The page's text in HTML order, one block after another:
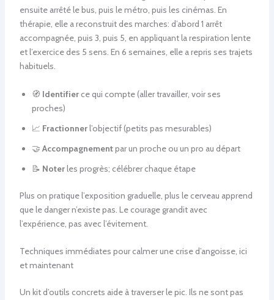
ensuite arrêté le bus, puis le métro, puis les cinémas. En
thérapie, elle a reconstruit des marches: d’abord 1 arrêt
accompagnée, puis 3, puis 5, en appliquant la respiration lente
et l’exercice des 5 sens. En 6 semaines, elle a repris ses trajets
habituels.
🧭 Identifierce qui compte (aller travailler, voir ses
proches)
📈 Fractionnerl’objectif (petits pas mesurables)
🤝 Accompagnementpar un proche ou un pro au départ
📝 Noterles progrès; célébrer chaque étape
Plus on pratique l’exposition graduelle, plus le cerveau apprend
que le danger n’existe pas. Le courage grandit avec
l’expérience, pas avec l’évitement.
Techniques immédiates pour calmer une crise d’angoisse, ici
et maintenant
Un kit d’outils concrets aide à traverser le pic. Ils ne sont pas